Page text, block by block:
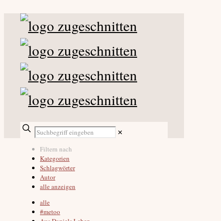
✕
Filtern nach
Kategorien
Schlagwörter
Autor
alle anzeigen
alle
#metoo